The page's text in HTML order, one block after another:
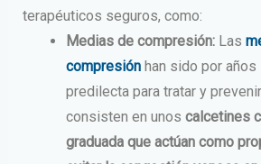
terapéuticos seguros, como:
Medias de compresión:Las
compresiónhan sido por años
predilecta para tratar y
consisten en unos calcetines
graduada que actúan como